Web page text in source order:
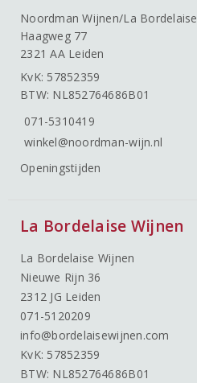
Noordman Wijnen/La Bordelaise
Haagweg 77
2321 AA Leiden
KvK: 57852359
BTW: NL852764686B01
071-5310419
winkel@noordman-wijn.nl
Openingstijden
La Bordelaise Wijnen
La Bordelaise Wijnen
Nieuwe Rijn 36
2312 JG Leiden
071-5120209
info@bordelaisewijnen.com
KvK: 57852359
BTW: NL852764686B01